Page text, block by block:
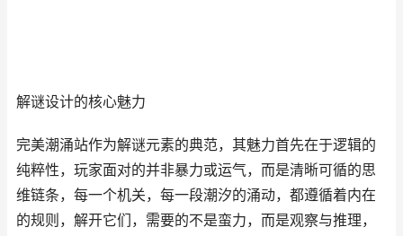
解谜设计的核心魅力
完美潮涌站作为解谜元素的典范，其魅力首先在于逻辑的
纯粹性，玩家面对的并非暴力或运气，而是清晰可循的思
维链条，每一个机关，每一段潮汐的涌动，都遵循着内在
的规则，解开它们，需要的不是蛮力，而是观察与推理，